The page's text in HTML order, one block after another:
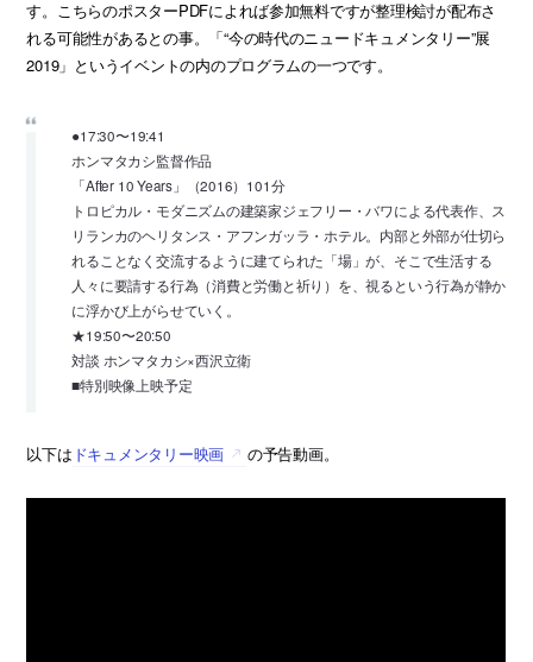
す。こちらのポスターPDFによれば参加無料ですが整理検討が配布さ
れる可能性があるとの事。「“今の時代のニュードキュメンタリー”展
2019」というイベントの内のプログラムの一つです。
●17:30〜19:41
ホンマタカシ監督作品
「After 10 Years」（2016）101分
トロピカル・モダニズムの建築家ジェフリー・バワによる代表作、ス
リランカのヘリタンス・アフンガッラ・ホテル。内部と外部が仕切ら
れることなく交流するように建てられた「場」が、そこで生活する
人々に要請する行為（消費と労働と祈り）を、視るという行為が静か
に浮かび上がらせていく。
★19:50〜20:50
対談 ホンマタカシ×西沢立衛
■特別映像上映予定
以下は ドキュメンタリー映画 の予告動画。